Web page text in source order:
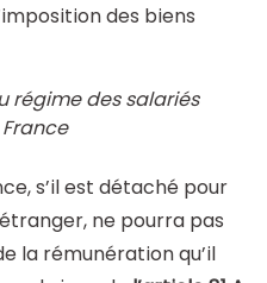
des biens
régime des salariés
s’il est détaché pour
ne pourra pas
la rémunération qu’il